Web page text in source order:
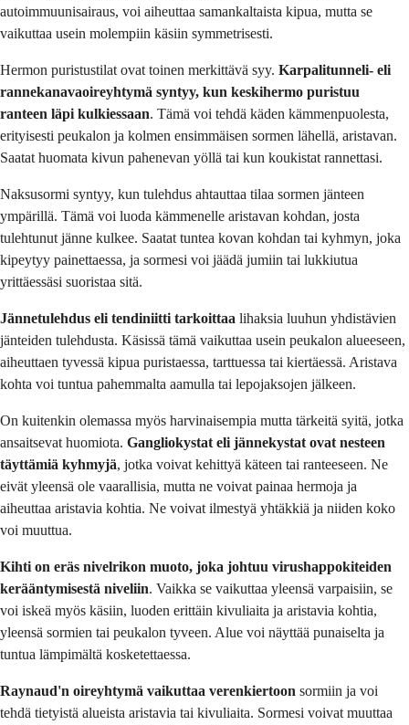
autoimmuunisairaus, voi aiheuttaa samankaltaista kipua, mutta se
vaikuttaa usein molempiin käsiin symmetrisesti.
Hermon puristustilat ovat toinen merkittävä syy. Karpalitunneli- eli
rannekanavaoireyhtymä syntyy, kun keskihermo puristuu
ranteen läpi kulkiessaan. Tämä voi tehdä käden kämmenpuolesta,
erityisesti peukalon ja kolmen ensimmäisen sormen lähellä, aristavan.
Saatat huomata kivun pahenevan yöllä tai kun koukistat rannettasi.
Naksusormi syntyy, kun tulehdus ahtauttaa tilaa sormen jänteen
ympärillä. Tämä voi luoda kämmenelle aristavan kohdan, josta
tulehtunut jänne kulkee. Saatat tuntea kovan kohdan tai kyhmyn, joka
kipeytyy painettaessa, ja sormesi voi jäädä jumiin tai lukkiutua
yrittäessäsi suoristaa sitä.
Jännetulehdus eli tendiniitti tarkoittaa lihaksia luuhun yhdistävien
jänteiden tulehdusta. Käsissä tämä vaikuttaa usein peukalon alueeseen,
aiheuttaen tyvessä kipua puristaessa, tarttuessa tai kiertäessä. Aristava
kohta voi tuntua pahemmalta aamulla tai lepojaksojen jälkeen.
On kuitenkin olemassa myös harvinaisempia mutta tärkeitä syitä, jotka
ansaitsevat huomiota. Gangliokystat eli jännekystat ovat nesteen
täyttämiä kyhmyjä, jotka voivat kehittyä käteen tai ranteeseen. Ne
eivät yleensä ole vaarallisia, mutta ne voivat painaa hermoja ja
aiheuttaa aristavia kohtia. Ne voivat ilmestyä yhtäkkiä ja niiden koko
voi muuttua.
Kihti on eräs nivelrikon muoto, joka johtuu virushappokiteiden
kerääntymisestä niveliin. Vaikka se vaikuttaa yleensä varpaisiin, se
voi iskeä myös käsiin, luoden erittäin kivuliaita ja aristavia kohtia,
yleensä sormien tai peukalon tyveen. Alue voi näyttää punaiselta ja
tuntua lämpimältä kosketettaessa.
Raynaud'n oireyhtymä vaikuttaa verenkiertoon sormiin ja voi
tehdä tietyistä alueista aristavia tai kivuliaita. Sormesi voivat muuttaa